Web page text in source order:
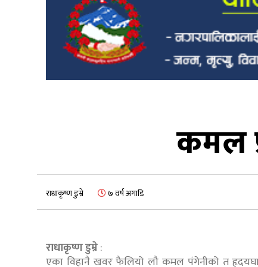
कमल
राधाकृष्ण डुम्रे ७ वर्ष अगाडि
राधाकृष्ण डुम्रे:
एका विहानै खवर फैलियो लौ कमल पंगेनीको त